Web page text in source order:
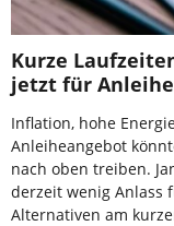
Kurze
jetzt für
Inflation, hohe
Anleiheangebot
nach oben treiben.
derzeit wenig Anlass
Alternativen am